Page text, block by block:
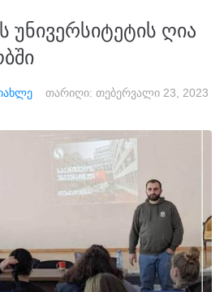
ღია
თარიღი: თებერვალი 23, 2023